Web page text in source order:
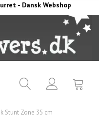
- Dansk Webshop
Stunt Zone 35 cm